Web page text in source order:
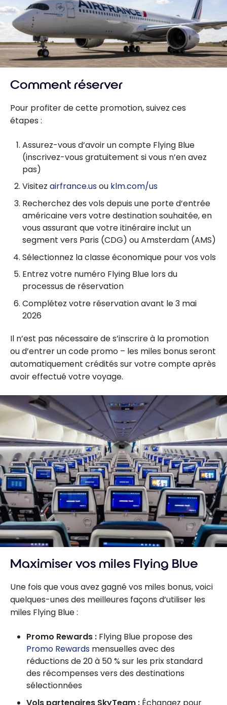
Comment réserver
Pour profiter de cette promotion, suivez ces
étapes :
Assurez-vous d’avoir un compte Flying Blue
(inscrivez-vous gratuitement si vous n’en avez
pas)
Visitez airfrance.usou klm.com/us
Recherchez des vols depuis une porte d’entrée
américaine vers votre destination souhaitée, en
vous assurant que votre itinéraire inclut un
segment vers Paris (CDG) ou Amsterdam (AMS)
Sélectionnez la classe économique pour vos vols
Entrez votre numéro Flying Blue lors du
processus de réservation
Complétez votre réservation avant le 3 mai
2026
Il n’est pas nécessaire de s’inscrire à la promotion
ou d’entrer un code promo – les miles bonus seront
automatiquement crédités sur votre compte après
avoir effectué votre voyage.
Maximiser vos miles Flying Blue
Une fois que vous avez gagné vos miles bonus, voici
quelques-unes des meilleures façons d’utiliser les
miles Flying Blue :
Promo Rewards : Flying Blue propose des
Promo Rewards mensuelles avec des
réductions de 20 à 50 % sur les prix standard
des récompenses vers des destinations
sélectionnées
Vols partenaires SkyTeam : Échangez pour